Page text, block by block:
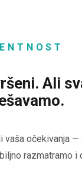
Ali
vaša očekivanja —
razmatramo i